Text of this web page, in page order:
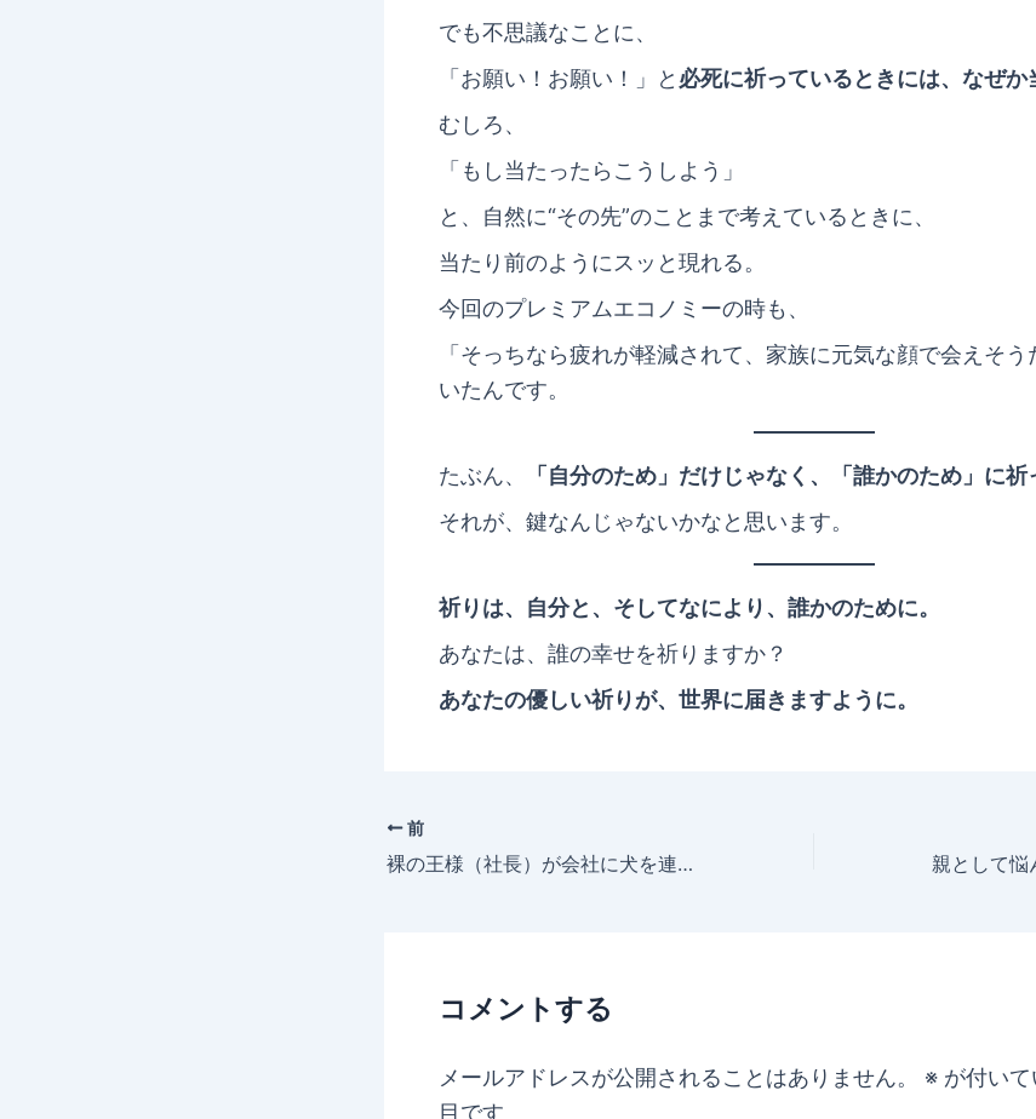
でも不思議なことに、
「お願い！お願い！」と 必死に祈っているときには、なぜか
むしろ、
「もし当たったらこうしよう」
と、自然に“その先”のことまで考えているときに、
当たり前のようにスッと現れる。
今回のプレミアムエコノミーの時も、
「そっちなら疲れが軽減されて、家族に元気な顔で会えそう
いたんです。
たぶん、
「自分のため」だけじゃなく、「誰かのため」に祈
それが、鍵なんじゃないかなと思います。
祈りは、自分と、そしてなにより、誰かのために。
あなたは、誰の幸せを祈りますか？
あなたの優しい祈りが、世界に届きますように。
前
裸の王様（社長）が会社に犬を連れてきた話 親として悩
コメントする
メールアドレスが公開されることはありません。 ※ が付い
目です